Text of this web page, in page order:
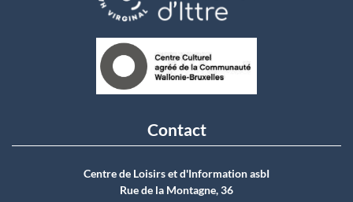
Contact
Centre de Loisirs et d'Information asbI
Rue de la Montagne, 36